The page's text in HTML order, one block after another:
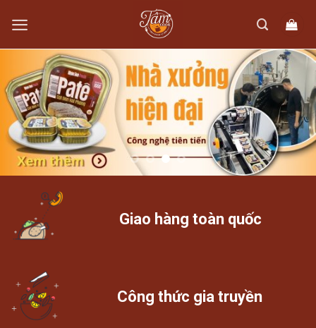
content
Giao hàng toàn quốc
Công thức gia truyền